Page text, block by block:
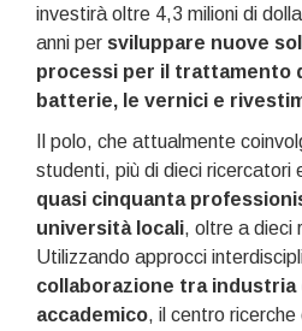
investirà oltre 4,3 milioni di
anni per sviluppare nuove
processi per il trattamento
batterie, le vernici e
Il polo, che attualmente
studenti, più di dieci ricercatori
quasi cinquanta
università locali, oltre a dieci
Utilizzando approcci
collaborazione tra industria
accademico, il centro